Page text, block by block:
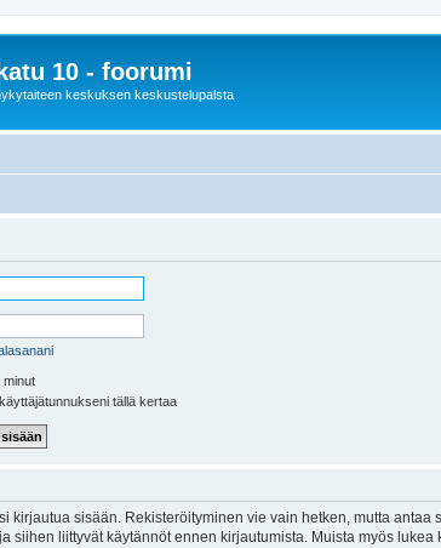
10 - foorumi
keskuksen keskustelupalsta
minut
tällä kertaa
kirjautua sisään. Rekisteröityminen vie vain hetken, mutta
siihen liittyvät käytännöt ennen kirjautumista. Muista myös